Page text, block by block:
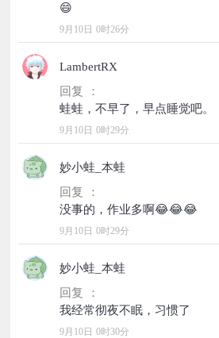
9月10日 0时26分
LambertRX
回复 ：
9月10日 0时29分
妙小蛙_本蛙
回复 ：
9月10日 0时29分
妙小蛙_本蛙
回复 ：
9月10日 0时30分